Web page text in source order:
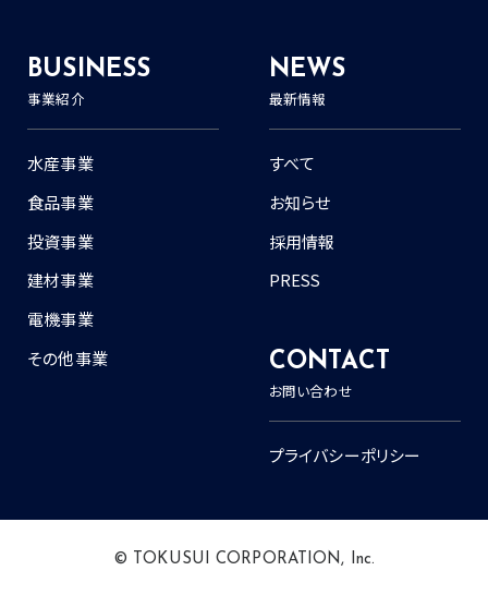
BUSINESS
事業紹介
水産事業
食品事業
投資事業
建材事業
電機事業
その他事業
NEWS
最新情報
すべて
お知らせ
採用情報
PRESS
CONTACT
お問い合わせ
プライバシーポリシー
© TOKUSUI CORPORATION, Inc.